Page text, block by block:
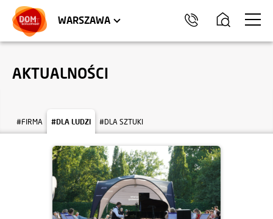
WARSZAWA
HEL
AKTUALNOŚCI
#FIRMA #DLA LUDZI #DLA SZTUKI